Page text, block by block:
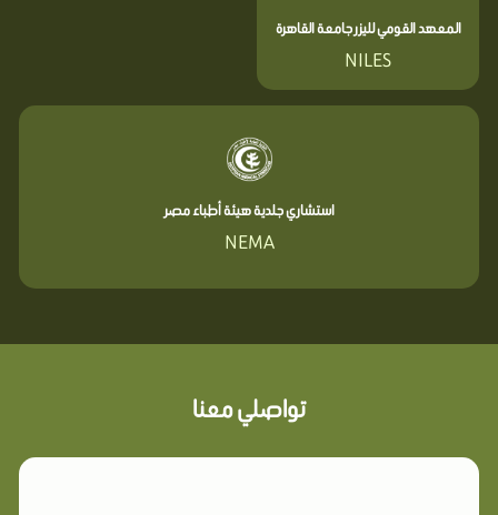
المعهد القومي لليزر جامعة القاهرة
NILES
استشاري جلدية هيئة أطباء مصر
NEMA
تواصلي معنا